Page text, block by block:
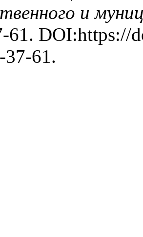
и
61. DOI:https://
37-61.